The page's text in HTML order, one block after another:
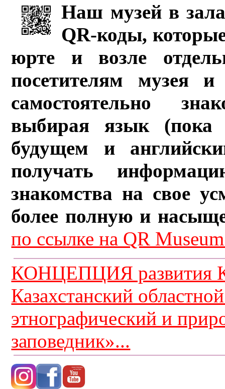
Наш музей в
QR-коды,
юрте и возле
посетителям музея и
самостоятельно
выбирая язык (пока
будущем и
получать
знакомства на свое
более полную и
по ссылке на QR
КОНЦЕПЦИЯ развития
Казахстанский
этнографический и
заповедник»...